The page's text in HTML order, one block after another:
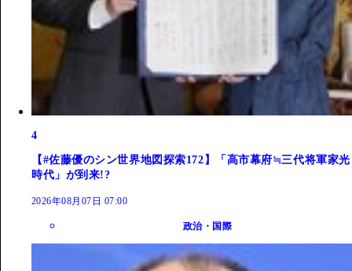
4
【#佐藤優のシン世界地図探索172】「高市幕府≒三代将軍家光
時代」が到来!?
2026年08月07日 07:00
政治・国際